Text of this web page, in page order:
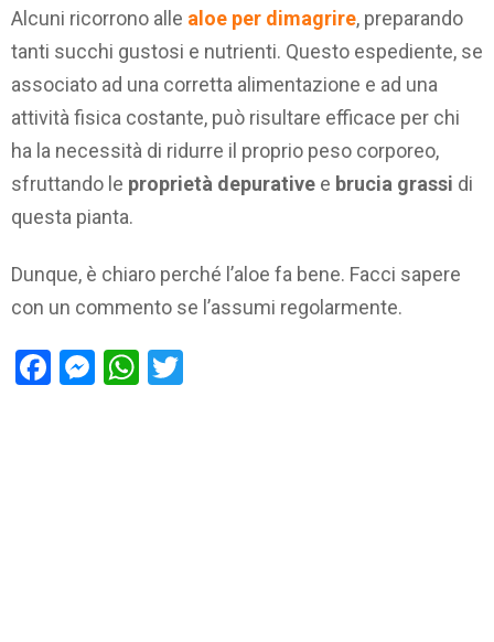
Alcuni ricorrono alle aloe per dimagrire, preparando
tanti succhi gustosi e nutrienti. Questo espediente, se
associato ad una corretta alimentazione e ad una
attività fisica costante, può risultare efficace per chi
ha la necessità di ridurre il proprio peso corporeo,
sfruttando le proprietà depurative e brucia grassi di
questa pianta.
Dunque, è chiaro perché l’aloe fa bene. Facci sapere
con un commento se l’assumi regolarmente.
Facebook
Messenger
WhatsApp